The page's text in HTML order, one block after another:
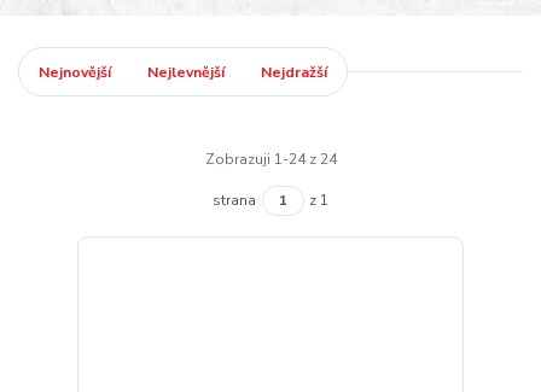
Nejnovější Nejlevnější Nejdražší
Zobrazuji 1-24 z 24
strana z 1